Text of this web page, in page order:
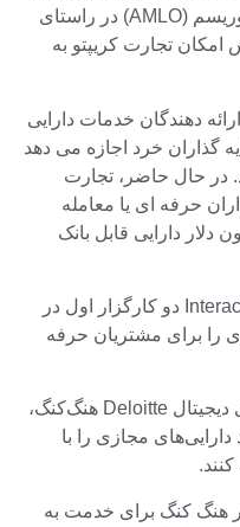
مبارزه با پولشویی و تامین مالی تروریسم (AMLO) در راستای
تجارت کریپتو به
دهندگان خدمات دارایی
گذاران خرد اجازه می دهد
در حال حاضر، تجارت
حرفه ای یا معامله
که دارای حداقل 1 میلیون دلار دارایی قابل بانک
Victory Securities و Interactive Brokers دو کارگزار اول در
را برای مشتریان حرفه
به گفته رابرت لوی، رهبر دارایی‌های دیجیتال Deloitte هنگ‌کنگ،
دارایی‌های مجازی را با
هنگ کنگ برای خدمت به